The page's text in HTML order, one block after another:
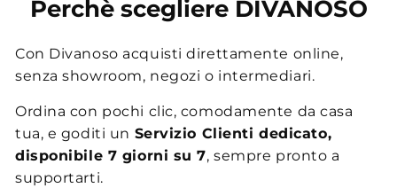
Perchè scegliere DIVANOSO
Con Divanoso acquisti direttamente online,
senza showroom, negozi o intermediari.
Ordina con pochi clic, comodamente da casa
tua, e goditi un Servizio Clienti dedicato,
disponibile 7 giorni su 7, sempre pronto a
supportarti.